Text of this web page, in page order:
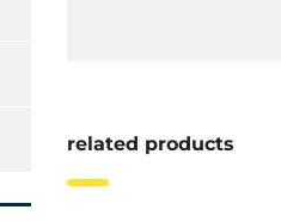
related products